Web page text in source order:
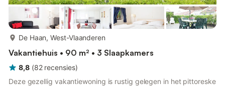
De Haan, West-Vlaanderen
Vakantiehuis • 90 m² • 3 Slaapkamers
8,8 (82 recensies)
Deze gezellig vakantiewoning is rustig gelegen in het pittoreske